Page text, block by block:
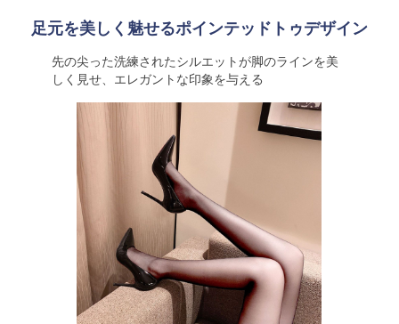
足元を美しく魅せるポインテッドトゥデザイン
先の尖った洗練されたシルエットが脚のラインを美
しく見せ、エレガントな印象を与える